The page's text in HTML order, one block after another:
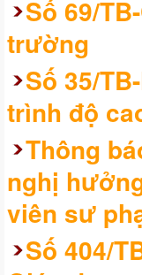
Số 69/
trường
Số 35/
trình độ
Thông
nghị
viên sư
Số 404/